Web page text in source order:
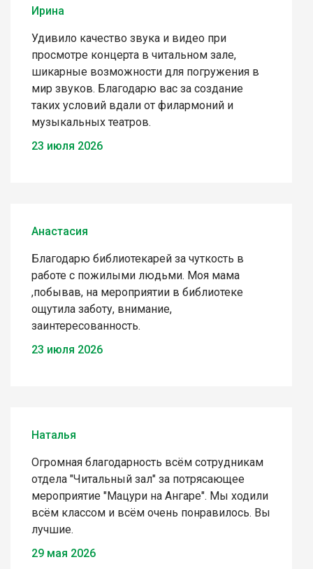
Ирина
Удивило качество звука и видео при
просмотре концерта в читальном зале,
шикарные возможности для погружения в
мир звуков. Благодарю вас за создание
таких условий вдали от филармоний и
музыкальных театров.
23 июля 2026
Анастасия
Благодарю библиотекарей за чуткость в
работе с пожилыми людьми. Моя мама
,побывав, на мероприятии в библиотеке
ощутила заботу, внимание,
заинтересованность.
23 июля 2026
Наталья
Огромная благодарность всём сотрудникам
отдела "Читальный зал" за потрясающее
мероприятие "Мацури на Ангаре". Мы ходили
всём классом и всём очень понравилось. Вы
лучшие.
29 мая 2026